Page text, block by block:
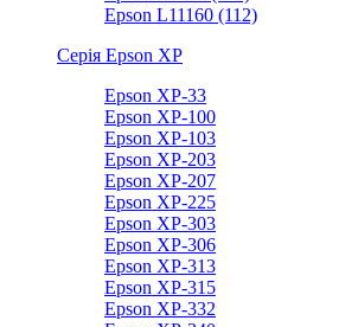
Epson L11160 (112)
Серія Epson XP
Epson XP-33
Epson XP-100
Epson XP-103
Epson XP-203
Epson XP-207
Epson XP-225
Epson XP-303
Epson XP-306
Epson XP-313
Epson XP-315
Epson XP-332